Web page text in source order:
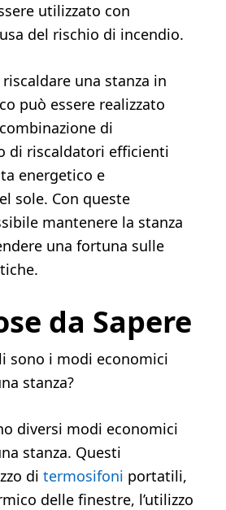
utilizzato con
del rischio di incendio.
una stanza in
può essere realizzato
di
di riscaldatori efficienti
energetico e
sole. Con queste
mantenere la stanza
una fortuna sulle
da Sapere
sono i modi economici
stanza?
diversi modi economici
stanza. Questi
di termosifoni portatili,
delle finestre, l’utilizzo